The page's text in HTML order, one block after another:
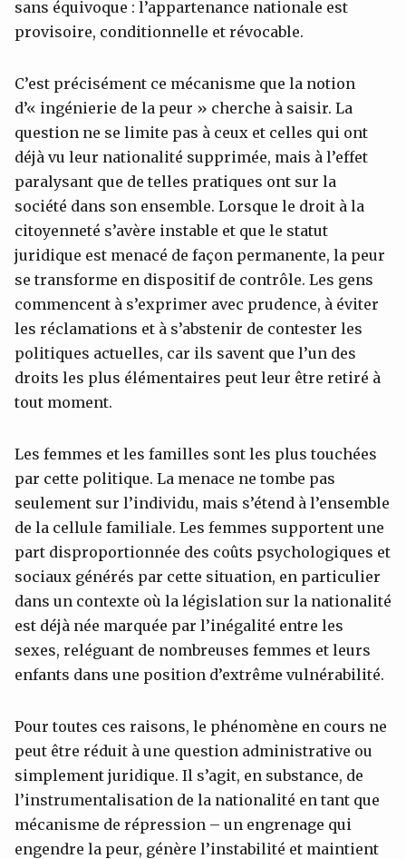
sans équivoque : l’appartenance nationale est
provisoire, conditionnelle et révocable.
C’est précisément ce mécanisme que la notion
d’« ingénierie de la peur » cherche à saisir. La
question ne se limite pas à ceux et celles qui ont
déjà vu leur nationalité supprimée, mais à l’effet
paralysant que de telles pratiques ont sur la
société dans son ensemble. Lorsque le droit à la
citoyenneté s’avère instable et que le statut
juridique est menacé de façon permanente, la peur
se transforme en dispositif de contrôle. Les gens
commencent à s’exprimer avec prudence, à éviter
les réclamations et à s’abstenir de contester les
politiques actuelles, car ils savent que l’un des
droits les plus élémentaires peut leur être retiré à
tout moment.
Les femmes et les familles sont les plus touchées
par cette politique. La menace ne tombe pas
seulement sur l’individu, mais s’étend à l’ensemble
de la cellule familiale. Les femmes supportent une
part disproportionnée des coûts psychologiques et
sociaux générés par cette situation, en particulier
dans un contexte où la législation sur la nationalité
est déjà née marquée par l’inégalité entre les
sexes, reléguant de nombreuses femmes et leurs
enfants dans une position d’extrême vulnérabilité.
Pour toutes ces raisons, le phénomène en cours ne
peut être réduit à une question administrative ou
simplement juridique. Il s’agit, en substance, de
l’instrumentalisation de la nationalité en tant que
mécanisme de répression – un engrenage qui
engendre la peur, génère l’instabilité et maintient